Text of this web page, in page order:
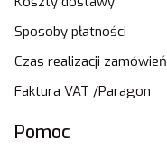
Sposoby płatności
Czas realizacji zamówień
Faktura VAT /Paragon
Pomoc